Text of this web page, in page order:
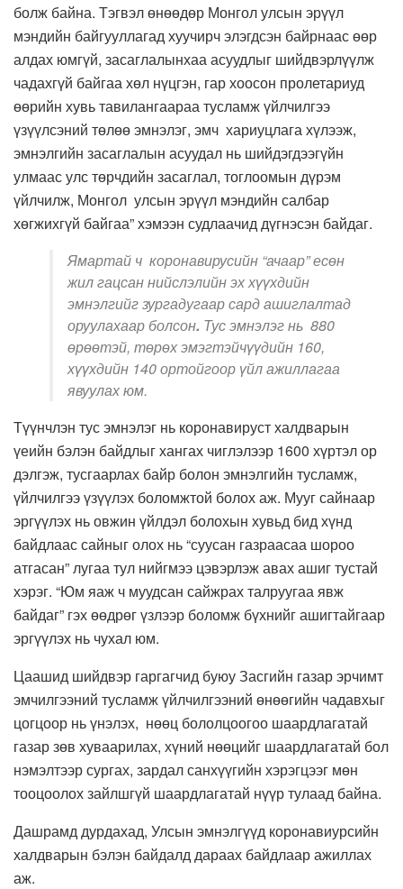
болж байна. Тэгвэл өнөөдөр Монгол улсын эрүүл
мэндийн байгууллагад хуучирч элэгдсэн байрнаас өөр
алдах юмгүй, засаглалынхаа асуудлыг шийдвэрлүүлж
чадахгүй байгаа хөл нүцгэн, гар хоосон пролетариуд
өөрийн хувь тавилангаараа тусламж үйлчилгээ
үзүүлсэний төлөө эмнэлэг, эмч хариуцлага хүлээж,
эмнэлгийн засаглалын асуудал нь шийдэгдээгүйн
улмаас улс төрчдийн засаглал, тоглоомын дүрэм
үйлчилж, Монгол улсын эрүүл мэндийн салбар
хөгжихгүй байгаа” хэмээн судлаачид дүгнэсэн байдаг.
Ямартай ч коронавирусийн “ачаар” есөн
жил гацсан нийслэлийн эх хүүхдийн
эмнэлгийг зургадугаар сард ашиглалтад
оруулахаар болсон. Тус эмнэлэг нь 880
өрөөтэй, төрөх эмэгтэйчүүдийн 160,
хүүхдийн 140 ортойгоор үйл ажиллагаа
явуулах юм.
Түүнчлэн тус эмнэлэг нь коронавируст халдварын
үеийн бэлэн байдлыг хангах чиглэлээр 1600 хүртэл ор
дэлгэж, тусгаарлах байр болон эмнэлгийн тусламж,
үйлчилгээ үзүүлэх боломжтой болох аж. Мууг сайнаар
эргүүлэх нь овжин үйлдэл болохын хувьд бид хүнд
байдлаас сайныг олох нь “суусан газраасаа шороо
атгасан” лугаа тул нийгмээ цэвэрлэж авах ашиг тустай
хэрэг. “Юм яаж ч муудсан сайжрах талруугаа явж
байдаг” гэх өөдрөг үзлээр боломж бүхнийг ашигтайгаар
эргүүлэх нь чухал юм.
Цаашид шийдвэр гаргагчид буюу Засгийн газар эрчимт
эмчилгээний тусламж үйлчилгээний өнөөгийн чадавхыг
цогцоор нь үнэлэх, нөөц бололцоогоо шаардлагатай
газар зөв хуваарилах, хүний нөөцийг шаардлагатай бол
нэмэлтээр сургах, зардал санхүүгийн хэрэгцээг мөн
тооцоолох зайлшгүй шаардлагатай нүүр тулаад байна.
Дашрамд дурдахад, Улсын эмнэлгүүд коронавиурсийн
халдварын бэлэн байдалд дараах байдлаар ажиллах
аж.